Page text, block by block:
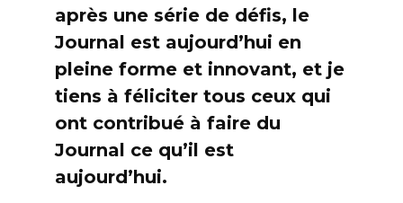
après une série de défis, le
Journal est aujourd’hui en
pleine forme et innovant, et je
tiens à féliciter tous ceux qui
ont contribué à faire du
Journal ce qu’il est
aujourd’hui.